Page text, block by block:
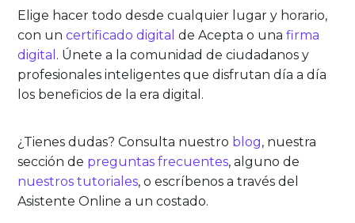
Elige hacer todo desde cualquier lugar y horario,
con uncertificado digital de Acepta o unafirma
digital . Únete a la comunidad de ciudadanos y
profesionales inteligentes que disfrutan día a día
los beneficios de la era digital.
¿Tienes dudas? Consulta nuestro blog, nuestra
sección de preguntas frecuentes, alguno de
nuestros tutoriales, o escríbenos a través del
Asistente Online a un costado.